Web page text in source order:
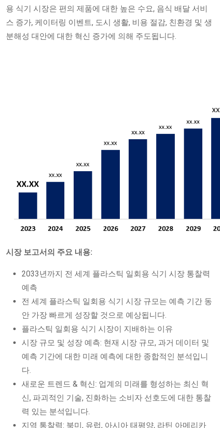
용 식기 시장은 편의 제품에 대한 높은 수요, 음식 배달 서비
스 증가, 케이터링 이벤트, 도시 생활, 비용 절감, 친환경 및 생
분해성 대안에 대한 혁신 증가에 의해 주도됩니다.
시장 보고서의 주요 내용:
2033년까지 전 세계 플라스틱 일회용 식기 시장 통찰력
예측
전 세계 플라스틱 일회용 식기 시장 규모는 예측 기간 동
안 가장 빠르게 성장할 것으로 예상됩니다.
플라스틱 일회용 식기 시장이 지배하는 이유
시장 규모 및 성장 예측: 현재 시장 규모, 과거 데이터 및
예측 기간에 대한 미래 예측에 대한 종합적인 분석입니
다.
새로운 트렌드 & 혁신: 업계의 미래를 형성하는 최신 혁
신, 파괴적인 기술, 진화하는 소비자 선호도에 대한 통찰
력 있는 분석입니다.
지역 통찰력: 북미, 유럽, 아시아 태평양, 라틴 아메리카